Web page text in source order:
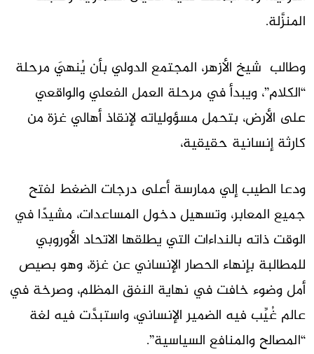
المنزَّلة.
وطالب شيخ الأزهر، المجتمع الدولي بأن يُنهيَ مرحلة
“الكلام”، ويبدأ في مرحلة العمل الفعلي والواقعي
على الأرض، بتحمل مسؤولياته لإنقاذ أهالي غزة من
كارثة إنسانية حقيقية،
ودعا الطيب إلي ممارسة أعلى درجات الضغط لفتح
جميع المعابر، وتسهيل دخول المساعدات، مشيدًا في
الوقت ذاته بالنداءات التي يطلقها الاتحاد الأوروبي
للمطالبة بإنهاء الحصار الإنساني عن غزة، وهو بصيص
أمل وضوء خافت في نهاية النفق المظلم، وصرخة في
عالم غُيِّب فيه الضمير الإنساني، واستبدَّت فيه لغة
“المصالح والمنافع السياسية”.